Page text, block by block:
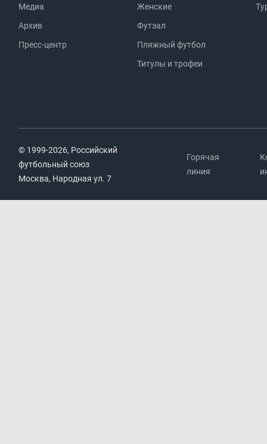
Медиа
Архив
Пресс-центр
Женские
Футзал
Пляжный футбол
Титулы и трофеи
© 1999-2026, Российский
футбольный союз
Москва, Народная ул. 7
Горячая
линия